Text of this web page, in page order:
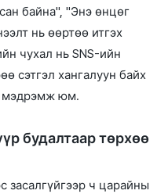
байна", "Энэ өнцөг
нь өөртөө итгэх
чухал нь SNS-ийн
сэтгэл хангалуун байх
мэдрэмж юм.
будалтаар төрхөө
засалгүйгээр ч царайны